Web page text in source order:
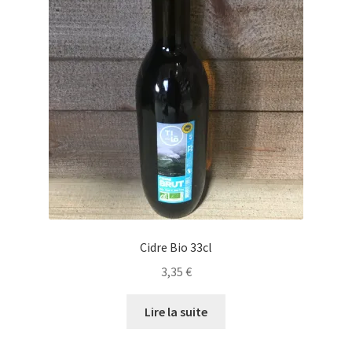
Cidre Bio 33cl
3,35 €
Lire la suite